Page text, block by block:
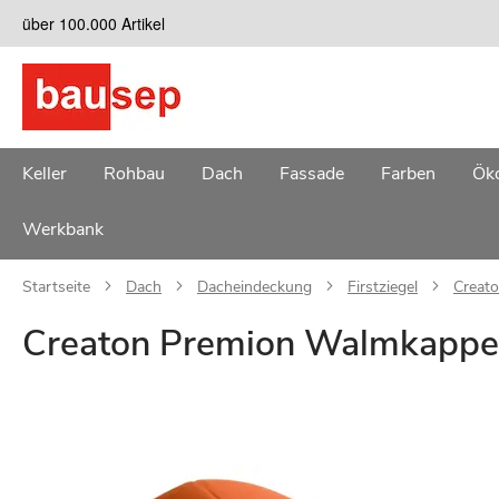
Zum
Inhalt
springen
über 100.000 Artikel
Keller Rohbau Dach Fassade Farben
Werkbank
Startseite Dach Dacheindeckung Firstziegel
Creaton Premion